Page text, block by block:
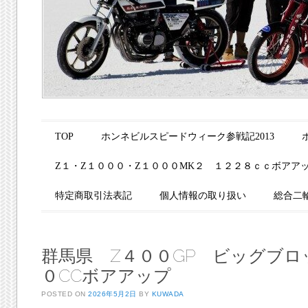
Main menu
Skip to content
TOP ホンネビルスピードウィーク参戦記2013
Z１・Z１０００・Z１０００MK２ １２２８ｃｃボアア
特定商取引法表記 個人情報の取り扱い 総合二
群馬県 Z４００GP ビッグブロ
０CCボアアップ
POSTED ON2026年5月2日 BY KUWADA